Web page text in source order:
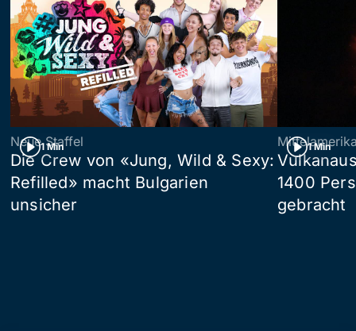
1 Min
Neue Staffel
Die Crew von «Jung, Wild & Sexy:
Refilled» macht Bulgarien
unsicher
1 Min
1400
gebracht